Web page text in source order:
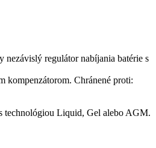
regulátor nabíjania batérie s
kompenzátorom. Chránené proti:
technológiou Liquid, Gel alebo AGM.